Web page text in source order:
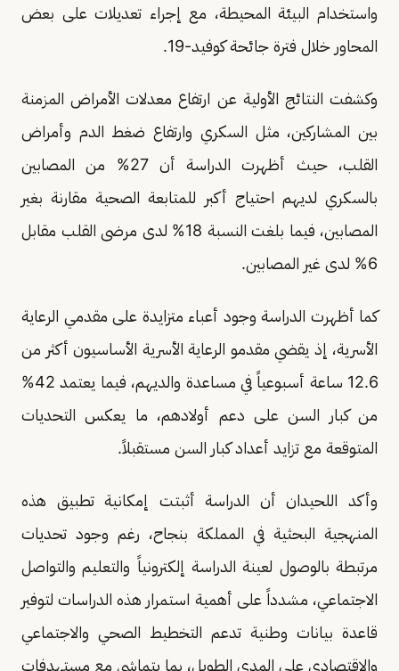
واستخدام البيئة المحيطة، مع إجراء تعديلات على بعض
المحاور خلال فترة جائحة كوفيد-19.
وكشفت النتائج الأولية عن ارتفاع معدلات الأمراض المزمنة
بين المشاركين، مثل السكري وارتفاع ضغط الدم وأمراض
القلب، حيث أظهرت الدراسة أن 27% من المصابين
بالسكري لديهم احتياج أكبر للمتابعة الصحية مقارنة بغير
المصابين، فيما بلغت النسبة 18% لدى مرضى القلب مقابل
6% لدى غير المصابين.
كما أظهرت الدراسة وجود أعباء متزايدة على مقدمي الرعاية
الأسرية، إذ يقضي مقدمو الرعاية الأسرية الأساسيون أكثر من
12.6 ساعة أسبوعياً في مساعدة والديهم، فيما يعتمد 42%
من كبار السن على دعم أولادهم، ما يعكس التحديات
المتوقعة مع تزايد أعداد كبار السن مستقبلاً.
وأكد اللحيدان أن الدراسة أثبتت إمكانية تطبيق هذه
المنهجية البحثية في المملكة بنجاح، رغم وجود تحديات
مرتبطة بالوصول لعينة الدراسة إلكترونياً والتعليم والتواصل
الاجتماعي، مشدداً على أهمية استمرار هذه الدراسات لتوفير
قاعدة بيانات وطنية تدعم التخطيط الصحي والاجتماعي
والاقتصادي على المدى الطويل، بما يتماشى مع مستهدفات